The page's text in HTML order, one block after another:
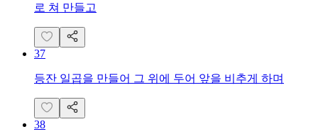
로 쳐 만들고
37
등잔 일곱을 만들어 그 위에 두어 앞을 비추게 하며
38